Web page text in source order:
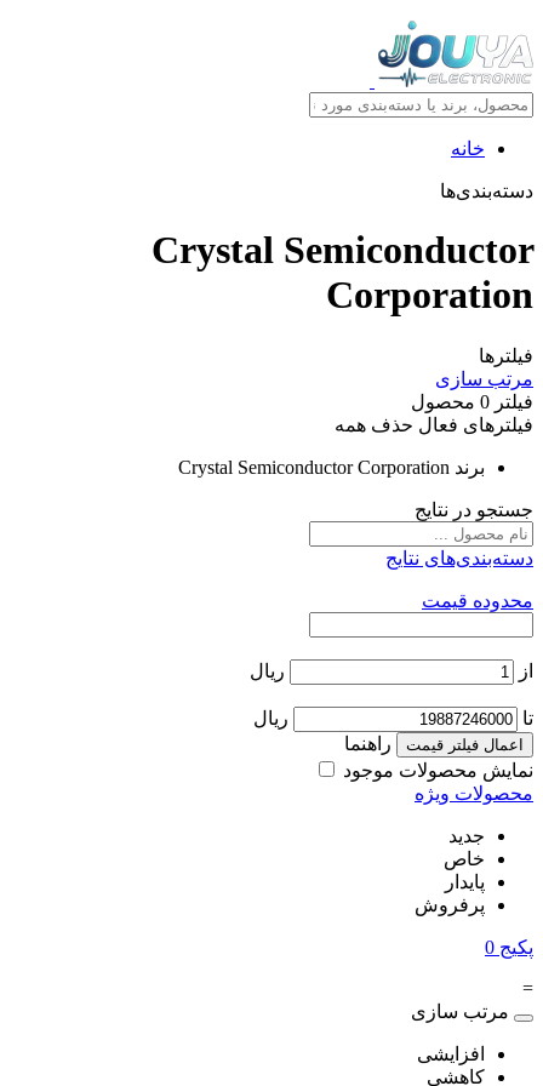
خانه
دسته‌بندی‌ها
Crystal Semiconductor
Corporation
فیلترها
مرتب سازی
فیلتر 0 محصول
فیلترهای فعال حذف همه
برند Crystal Semiconductor Corporation
جستجو در نتایج
دسته‌بندی‌های نتایج
محدوده قیمت
از ریال
تا ریال
اعمال فیلتر قیمت
راهنما
نمایش محصولات موجود
محصولات ویژه
جدید
خاص
پایدار
پرفروش
پکیج 0
=
مرتب سازی
افزایشی
کاهشی